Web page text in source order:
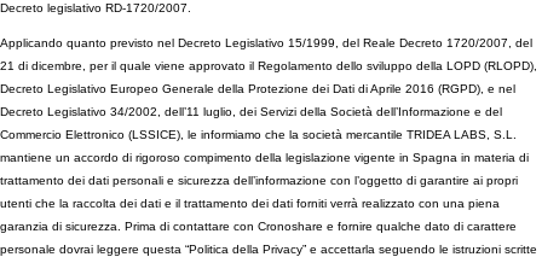
Decreto legislativo RD-1720/2007.
Applicando quanto previsto nel Decreto Legislativo 15/1999, del Reale Decreto 1720/2007, del
21 di dicembre, per il quale viene approvato il Regolamento dello sviluppo della LOPD (RLOPD),
Decreto Legislativo Europeo Generale della Protezione dei Dati di Aprile 2016 (RGPD), e nel
Decreto Legislativo 34/2002, dell’11 luglio, dei Servizi della Società dell’Informazione e del
Commercio Elettronico (LSSICE), le informiamo che la società mercantile TRIDEA LABS, S.L.
mantiene un accordo di rigoroso compimento della legislazione vigente in Spagna in materia di
trattamento dei dati personali e sicurezza dell’informazione con l’oggetto di garantire ai propri
utenti che la raccolta dei dati e il trattamento dei dati forniti verrà realizzato con una piena
garanzia di sicurezza. Prima di contattare con Cronoshare e fornire qualche dato di carattere
personale dovrai leggere questa “Politica della Privacy” e accettarla seguendo le istruzioni scritte